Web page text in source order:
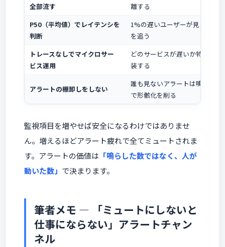
全部流す
離する
P50（平均値）でレイテンシを
判断
1%の遅いユーザーが見えない
を追う
トレースなしでマイクロサー
ビス運用
どのサービスが遅いか特定不
装する
アラートの棚卸しをしない
誰も見ないアラートは鳴らな
で形骸化を削る
監視項目を増やせば安全になるわけではありませ
ん。増えるほどアラート疲れで全てミュートされま
す。アラートの価値は 「鳴らした数ではなく、人が
動いた数」 で決まります。
筆者メモ ―
「ミュートにしないと
仕事にならない」 アラートチャン
ネル